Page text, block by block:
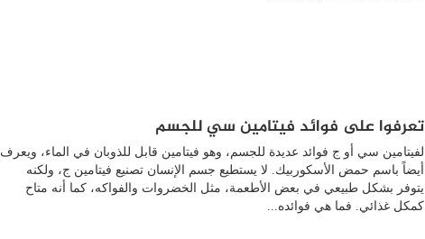
تعرفوا على فوائد فيتامين سي للجسم
لفيتامين سي أو ج فوائد عديدة للجسم، وهو فيتامين قابل للذوبان في الماء، ويعرف
أيضاً باسم حمض الأسكوربيك. لا يستطيع جسم الإنسان تصنيع فيتامين ج، ولكنه
يتوفر بشكل طبيعي في بعض الأطعمة، مثل الخضروات والفواكه، كما أنه متاح
كمكل غذائي. فما هي فوائده...